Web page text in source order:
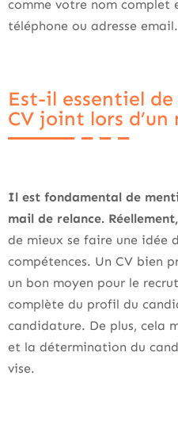
comme votre nom complet
téléphone ou adresse email.
Est-il essentiel
CV joint lors
Il est fondamental de
mail de relance. Réellement,
de mieux se faire une idée
compétences. Un CV bien
un bon moyen pour le
complète du profil du
candidature. De plus, cela
et la détermination du
vise.